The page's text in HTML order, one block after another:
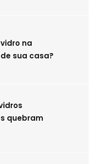
na
sua casa?
quebram